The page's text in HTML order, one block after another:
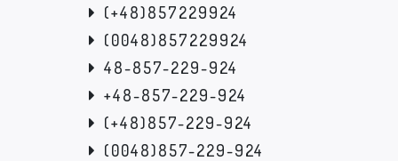
(+48)857229924
(0048)857229924
48-857-229-924
+48-857-229-924
(+48)857-229-924
(0048)857-229-924